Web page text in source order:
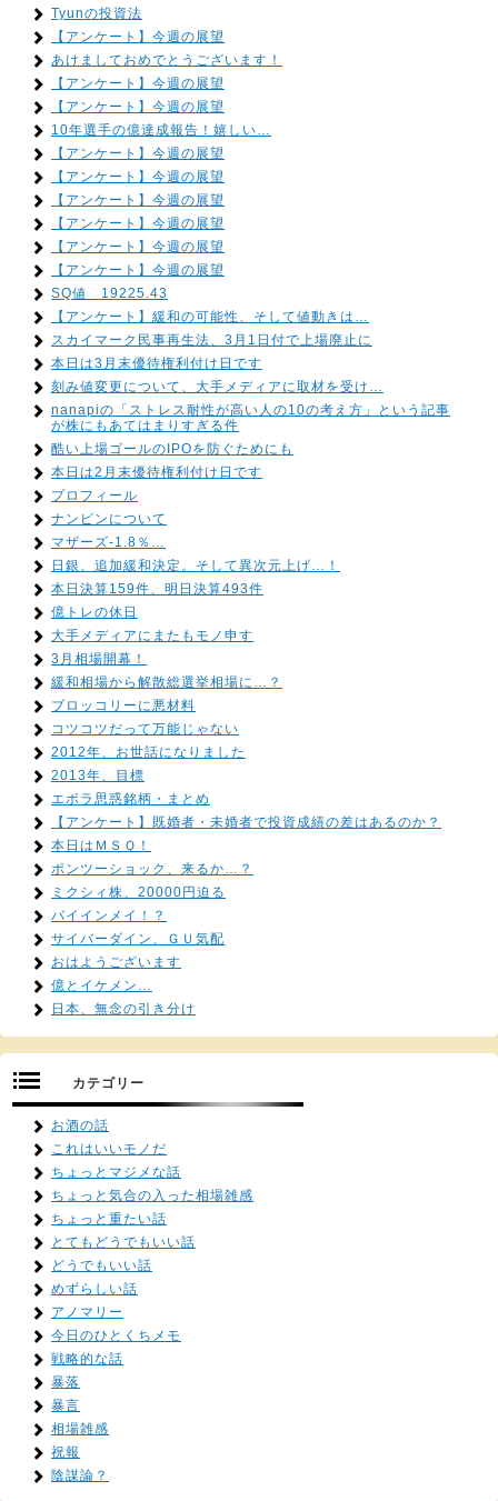
Tyunの投資法
【アンケート】今週の展望
あけましておめでとうございます！
【アンケート】今週の展望
【アンケート】今週の展望
10年選手の億達成報告！嬉しい…
【アンケート】今週の展望
【アンケート】今週の展望
【アンケート】今週の展望
【アンケート】今週の展望
【アンケート】今週の展望
【アンケート】今週の展望
SQ値 19225.43
【アンケート】緩和の可能性、そして値動きは…
スカイマーク民事再生法、3月1日付で上場廃止に
本日は3月末優待権利付け日です
刻み値変更について、大手メディアに取材を受け…
nanapiの「ストレス耐性が高い人の10の考え方」という記事
が株にもあてはまりすぎる件
酷い上場ゴールのIPOを防ぐためにも
本日は2月末優待権利付け日です
プロフィール
ナンピンについて
マザーズ-1.8％…
日銀、追加緩和決定。そして異次元上げ…！
本日決算159件、明日決算493件
億トレの休日
大手メディアにまたもモノ申す
3月相場開幕！
緩和相場から解散総選挙相場に…？
ブロッコリーに悪材料
コツコツだって万能じゃない
2012年、お世話になりました
2013年、目標
エボラ思惑銘柄・まとめ
【アンケート】既婚者・未婚者で投資成績の差はあるのか？
本日はＭＳＱ！
ポンツーショック、来るか…？
ミクシィ株、20000円迫る
バイインメイ！？
サイバーダイン、ＧＵ気配
おはようございます
億とイケメン…
日本、無念の引き分け
カテゴリー
お酒の話
これはいいモノだ
ちょっとマジメな話
ちょっと気合の入った相場雑感
ちょっと重たい話
とてもどうでもいい話
どうでもいい話
めずらしい話
アノマリー
今日のひとくちメモ
戦略的な話
暴落
暴言
相場雑感
祝報
陰謀論？